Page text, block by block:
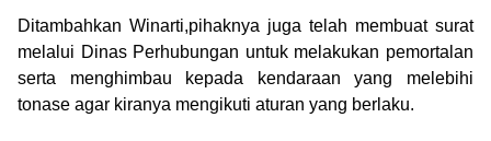
Ditambahkan Winarti,pihaknya juga telah membuat surat
melalui Dinas Perhubungan untuk melakukan pemortalan
serta menghimbau kepada kendaraan yang melebihi
tonase agar kiranya mengikuti aturan yang berlaku.